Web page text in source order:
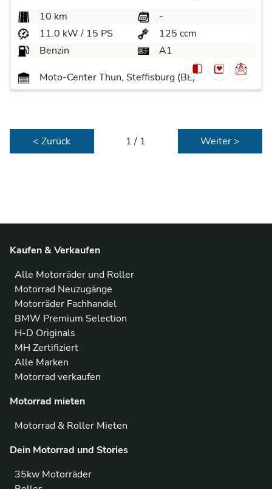
10 km
-
11.0 kW / 15 PS
125 ccm
Benzin
A1
Moto-Center Thun, Steffisburg (BE)
< Zurück 1 / 1 Weiter >
Kaufen & Verkaufen
Alle Motorräder und Roller
Motorrad Neuzugänge
Motorräder Fachhandel
BMW Premium Selection
H-D Originals
MH Zertifiziert
Alle Marken
Motorrad verkaufen
Motorrad mieten
Motorrad & Roller Mieten
Dein Motorrad und Stories
35kw Motorräder